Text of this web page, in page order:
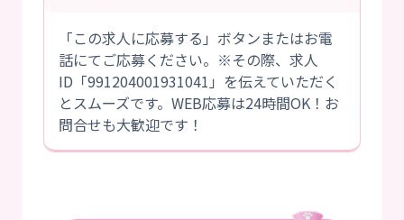
「この求人に応募する」ボタンまたはお電
話にてご応募ください。※その際、求人
ID「991204001931041」を伝えていただく
とスムーズです。WEB応募は24時間OK！お
問合せも大歓迎です！